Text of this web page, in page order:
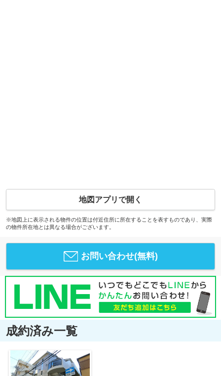
地図アプリで開く
※地図上に表示される物件の位置は付近住所に所在することを表すものであり、実際
の物件所在地とは異なる場合がございます。
お問い合わせ(無料)
成約済み一覧